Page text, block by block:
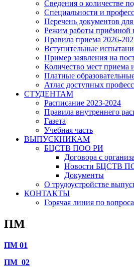
Сведения о количестве
Специальности и
Перечень документов
Режим работы приёмной
Правила приема 2026-
Вступительные
Пример заявления на
Количество мест приема
Платные
Атлас доступных
СТУДЕНТАМ
Расписание 2023-2024
Правила внутреннего
Газета
Учебная часть
ВЫПУСКНИКАМ
БЦСТВ ПОО РИ
Договора с
Новости БЦСТВ
Документы
О трудоустройстве
КОНТАКТЫ
Горячая линия по
ПМ
ПМ 01
ПМ 02